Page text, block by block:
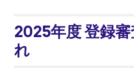
2025年度 登録
れ